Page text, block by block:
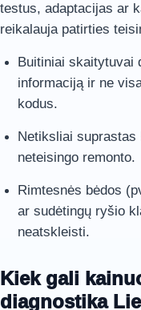
testus, adaptacijas ar
reikalauja patirties
Buitiniai skaitytuvai
informaciją ir ne
kodus.
Netiksliai
neteisingo remonto.
Rimtesnės bėdos
ar sudėtingų ryšio
neatskleisti.
Kiek gali
diagnostika